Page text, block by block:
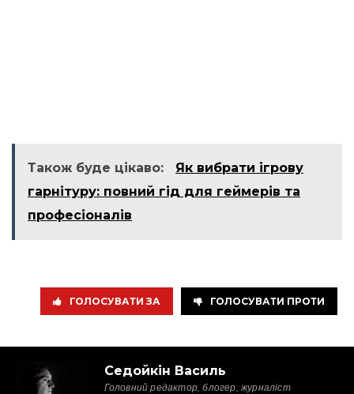
Також буде цікаво:
Як вибрати ігрову
гарнітуру: повний гід для геймерів та
професіоналів
ГОЛОСУВАТИ ЗА ГОЛОСУВАТИ ПРОТИ
Седойкін Василь
Головний редактор, блогер, журналіст